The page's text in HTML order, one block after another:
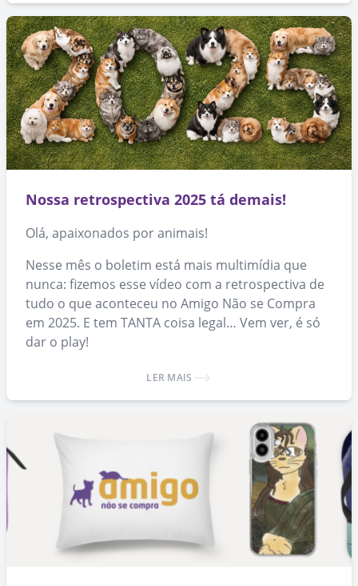
Nossa retrospectiva 2025 tá demais!
Olá, apaixonados por animais!
Nesse mês o boletim está mais multimídia que
nunca: fizemos esse vídeo com a retrospectiva de
tudo o que aconteceu no Amigo Não se Compra
em 2025. E tem TANTA coisa legal… Vem ver, é só
dar o play!
LER MAIS